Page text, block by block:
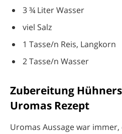
3 ¾ Liter Wasser
viel Salz
1 Tasse/n Reis, Langkorn
2 Tasse/n Wasser
Zubereitung
Uromas Rezept
Uromas Aussage war